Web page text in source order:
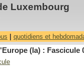
Luxembourg
quotidiens et
(la) : Fascicule